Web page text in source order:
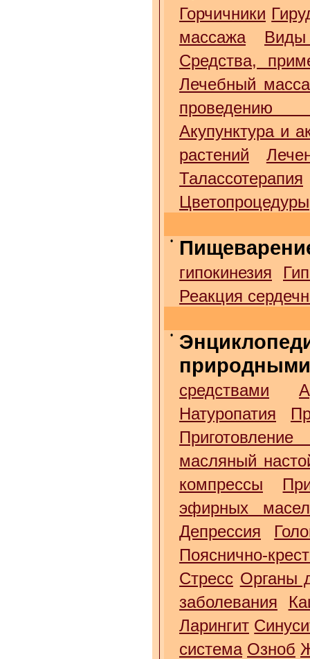
Горчичники
массажа
Средства,
Лечебный
проведению
Акупунктура и
растений
Талассотерапия
Цветопроцедуры
•
гипокинезия
Реакция
•
средствами
Натуропатия
масляный
компрессы
эфирных
Депрессия
Пояснично-
Стресс Органы
заболевания
Ларингит
система Озноб